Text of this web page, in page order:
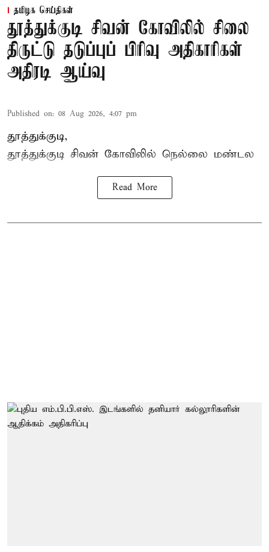
தமிழக செய்திகள்
தூத்துக்குடி சிவன் கோவிலில் சிலை
திருட்டு தடுப்புப் பிரிவு அதிகாரிகள்
அதிரடி ஆய்வு
Published on: 08 Aug 2026, 4:07 pm
தூத்துக்குடி,
தூத்துக்குடி சிவன் கோவிலில் நெல்லை மண்டல
Read More